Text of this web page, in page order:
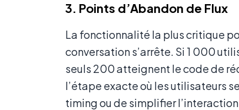
3. Points d’Abandon de Flux
La fonctionnalité la plus critique
conversation s’arrête. Si 1 000
seuls 200 atteignent le code de
l’étape exacte où les utilisateurs
timing ou de simplifier